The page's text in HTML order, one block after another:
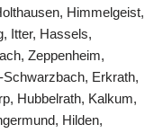
Himmelgeist,
Itter, Hassels,
Zeppenheim,
Erkrath,
Hubbelrath, Kalkum,
Hilden,